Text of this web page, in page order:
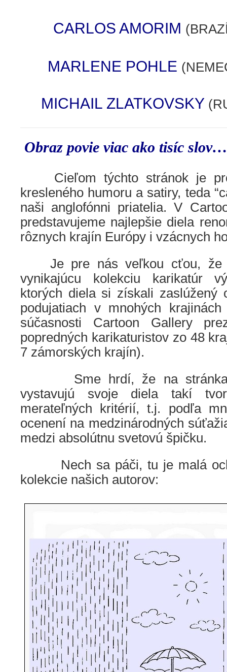
CARLOS AMORIM
MARLENE POHLE
MICHAIL ZLATKOVSKY
Obraz povie viac ako tisíc slov…
Cieľom týchto stránok je
kresleného humoru a satiry, teda
naši anglofónni priatelia. V
predstavujeme najlepšie diela
rôznych krajín Európy i vzácnych
Je pre nás veľkou cťou, že
vynikajúcu kolekciu karikatúr
ktorých diela si získali zaslúžený
podujatiach v mnohých
súčasnosti Cartoon Gallery
popredných karikaturistov zo 48
7 zámorských krajín).
Sme hrdí, že na
vystavujú svoje diela takí
merateľných kritérií, t.j. podľa
ocenení na medzinárodných
medzi absolútnu svetovú špičku.
Nech sa páči, tu je malá
kolekcie našich autorov: